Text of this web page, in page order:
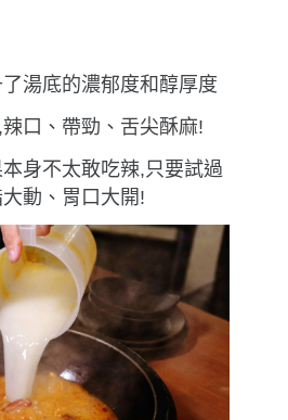
湯底的濃郁度和醇厚度
口、帶勁、舌尖酥麻!
身不太敢吃辣,只要試過
動、胃口大開!